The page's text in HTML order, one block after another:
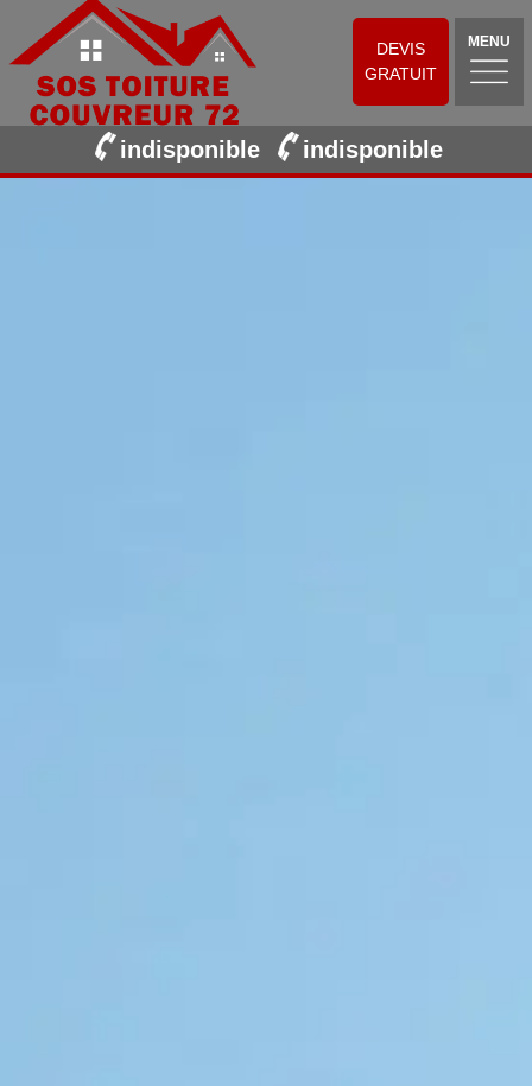
DEVIS
GRATUIT
MENU
indisponible indisponible